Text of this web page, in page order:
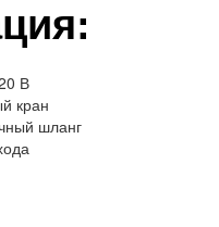
В
кран
шланг